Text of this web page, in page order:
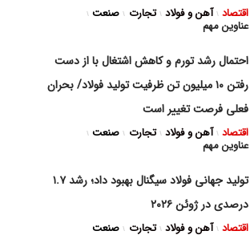
اقتصاد آهن و فولاد تجارت صنعت
عناوین مهم
احتمال رشد تورم و کاهش اشتغال با از دست
رفتن ۱۰ میلیون تن ظرفیت تولید فولاد/ بحران
فعلی فرصت تغییر است
اقتصاد آهن و فولاد تجارت صنعت
عناوین مهم
تولید جهانی فولاد سیگنال بهبود داد؛ رشد ۱.۷
درصدی در ژوئن ۲۰۲۶
اقتصاد آهن و فولاد تجارت صنعت